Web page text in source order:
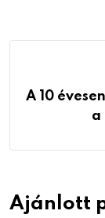
A 10
a
Ajánlott